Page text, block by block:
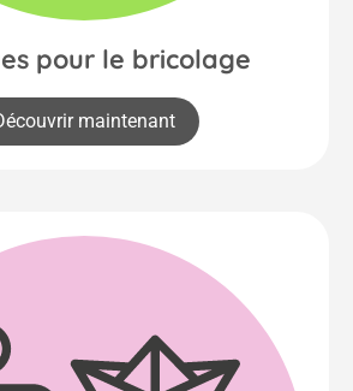
pour le bricolage
maintenant